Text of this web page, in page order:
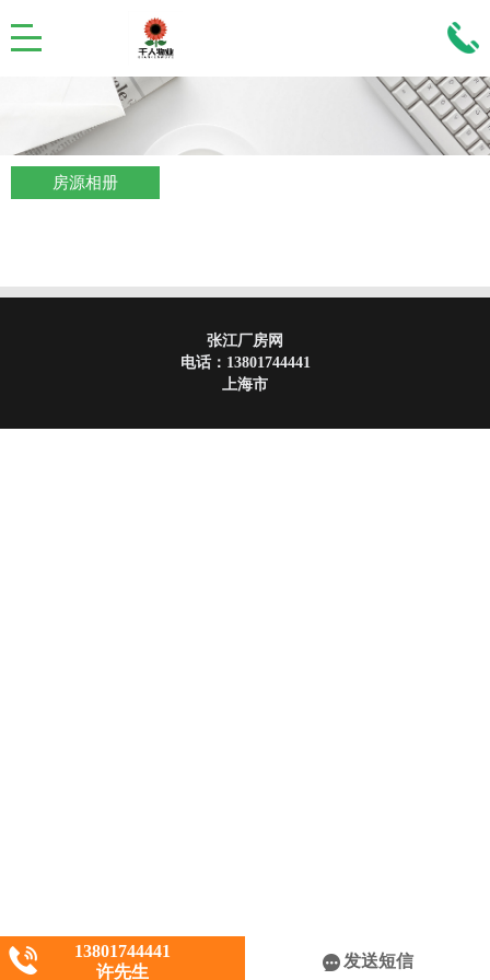
房源相册
张江厂房网
电话： 13801744441
上海市
13801744441
许先生
发送短信